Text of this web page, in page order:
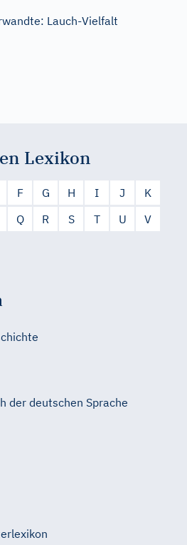
Lauch-Vielfalt
Lexikon
F G H I J
K
Q R S T U
V
der deutschen Sprache